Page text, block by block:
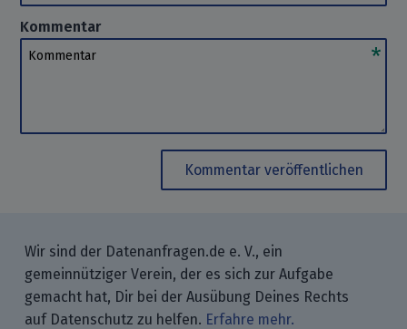
Kommentar
Kommentar
Kommentar veröffentlichen
Wir sind der Datenanfragen.de e. V., ein
gemeinnütziger Verein, der es sich zur Aufgabe
gemacht hat, Dir bei der Ausübung Deines Rechts
auf Datenschutz zu helfen. Erfahre mehr.